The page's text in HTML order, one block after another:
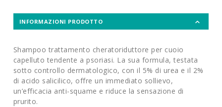
INFORMAZIONI PRODOTTO
Shampoo trattamento cheratoriduttore per cuoio
capelluto tendente a psoriasi. La sua formula, testata
sotto controllo dermatologico, con il 5% di urea e il 2%
di acido salicilico, offre un immediato sollievo,
un’efficacia anti-squame e riduce la sensazione di
prurito.